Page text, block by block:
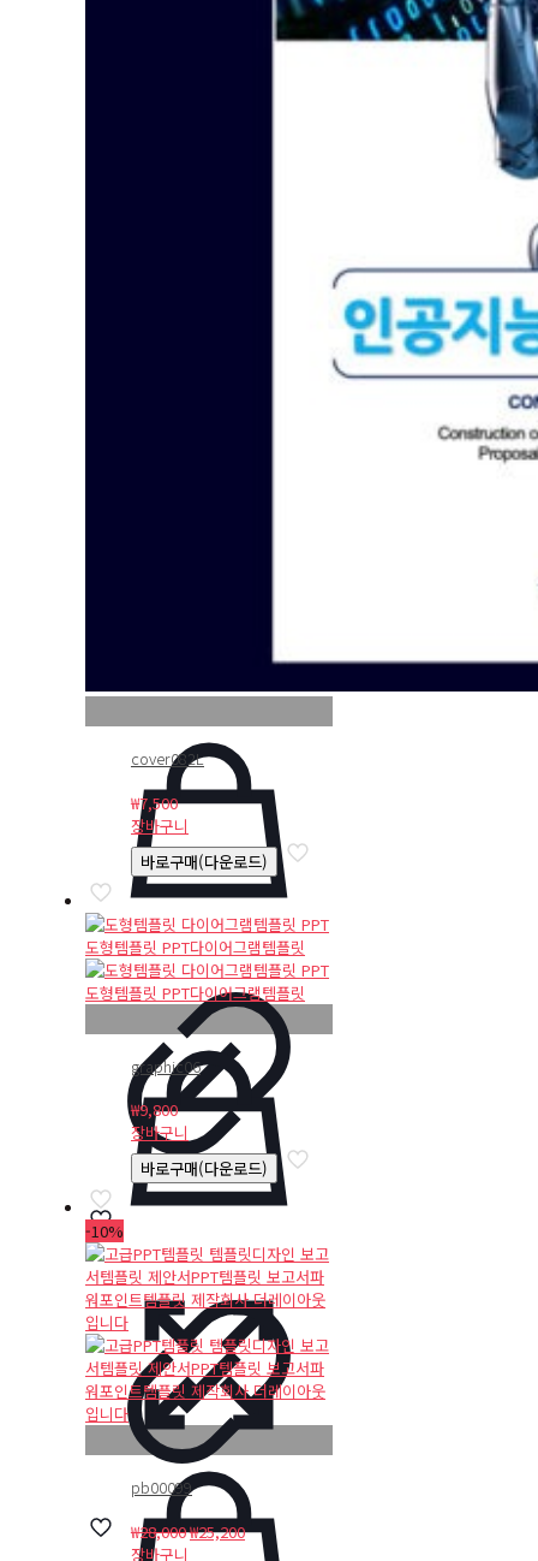
cover082L
₩7,500
장바구니
바로구매(다운로드)
graphic06
₩9,800
장바구니
바로구매(다운로드)
-10%
pb00099
₩28,000원
₩25,200현
장바구니